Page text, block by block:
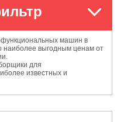
машин в
выгодным ценам от
для
известных и